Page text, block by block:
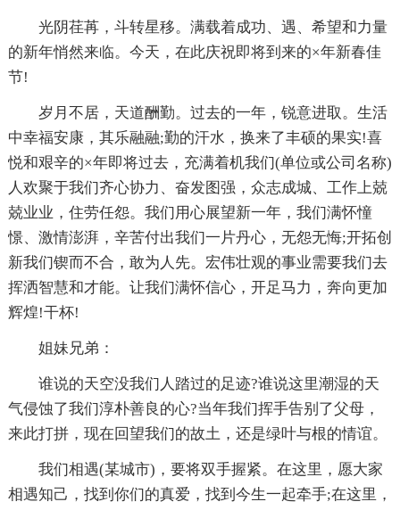
光阴荏苒，斗转星移。满载着成功、遇、希望和力量
的新年悄然来临。今天，在此庆祝即将到来的×年新春佳
节!
岁月不居，天道酬勤。过去的一年，锐意进取。生活
中幸福安康，其乐融融;勤的汗水，换来了丰硕的果实!喜
悦和艰辛的×年即将过去，充满着机我们(单位或公司名称)
人欢聚于我们齐心协力、奋发图强，众志成城、工作上兢
兢业业，住劳任怨。我们用心展望新一年，我们满怀憧
憬、激情澎湃，辛苦付出我们一片丹心，无怨无悔;开拓创
新我们锲而不合，敢为人先。宏伟壮观的事业需要我们去
挥洒智慧和才能。让我们满怀信心，开足马力，奔向更加
辉煌!干杯!
姐妹兄弟：
谁说的天空没我们人踏过的足迹?谁说这里潮湿的天
气侵蚀了我们淳朴善良的心?当年我们挥手告别了父母，
来此打拼，现在回望我们的故土，还是绿叶与根的情谊。
我们相遇(某城市)，要将双手握紧。在这里，愿大家
相遇知己，找到你们的真爱，找到今生一起牵手;在这里，